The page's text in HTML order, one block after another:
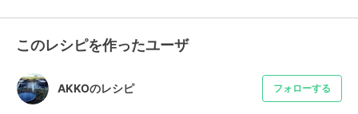
このレシピを作ったユーザ
AKKOのレシピ フォローする